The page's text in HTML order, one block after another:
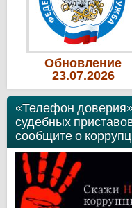
Обновление
23.07.2026
«Телефон доверия»
судебных
сообщите о